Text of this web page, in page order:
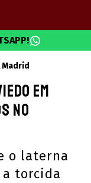
Madrid
em
no
o laterna
a torcida